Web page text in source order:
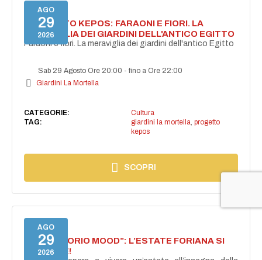
AGO
29
2026
PROGETTO KEPOS: FARAONI E FIORI. LA
MERAVIGLIA DEI GIARDINI DELL'ANTICO EGITTO
Faraoni e fiori. La meraviglia dei giardini dell'antico Egitto
Sab 29 Agosto Ore 20:00 -fino a Ore 22:00
Giardini La Mortella
CATEGORIE:
Cultura
TAG:
giardini la mortella, progetto
kepos
SCOPRI
AGO
29
2026
NASCE “FORIO MOOD”: L’ESTATE FORIANA SI
ACCENDE!